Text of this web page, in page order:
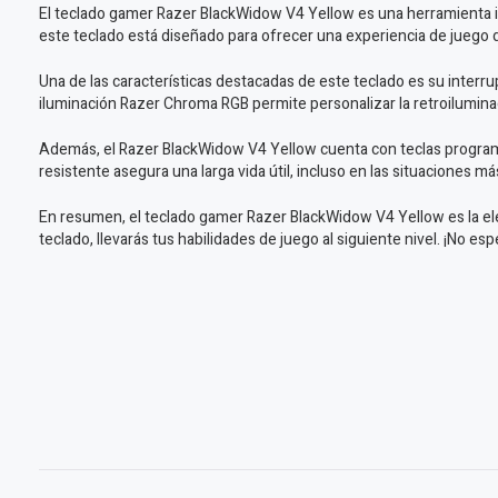
El teclado gamer Razer BlackWidow V4 Yellow es una
este teclado está diseñado para ofrecer una experiencia de juego
Una de las características destacadas de este teclado es su
iluminación Razer Chroma RGB permite personalizar la
Además, el Razer BlackWidow V4 Yellow cuenta con teclas
resistente asegura una larga vida útil, incluso en las situaciones
En resumen, el teclado gamer Razer BlackWidow V4 Yellow es
teclado, llevarás tus habilidades de juego al siguiente nivel. ¡No